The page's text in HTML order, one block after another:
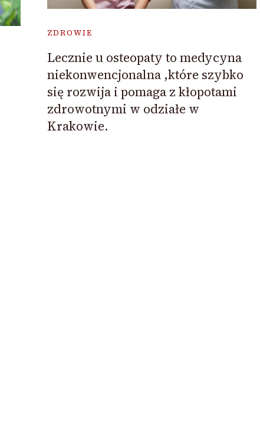
ZDROWIE
Lecznie u osteopaty to medycyna
niekonwencjonalna ,które szybko
się rozwija i pomaga z kłopotami
zdrowotnymi w odziałe w
Krakowie.